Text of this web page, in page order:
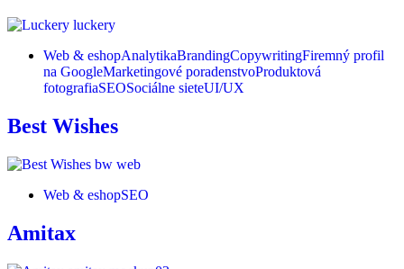
Web & eshopAnalytikaBrandingCopywritingFiremný profil
na GoogleMarketingové poradenstvoProduktová
fotografiaSEOSociálne sieteUI/UX
Best Wishes
Web & eshopSEO
Amitax